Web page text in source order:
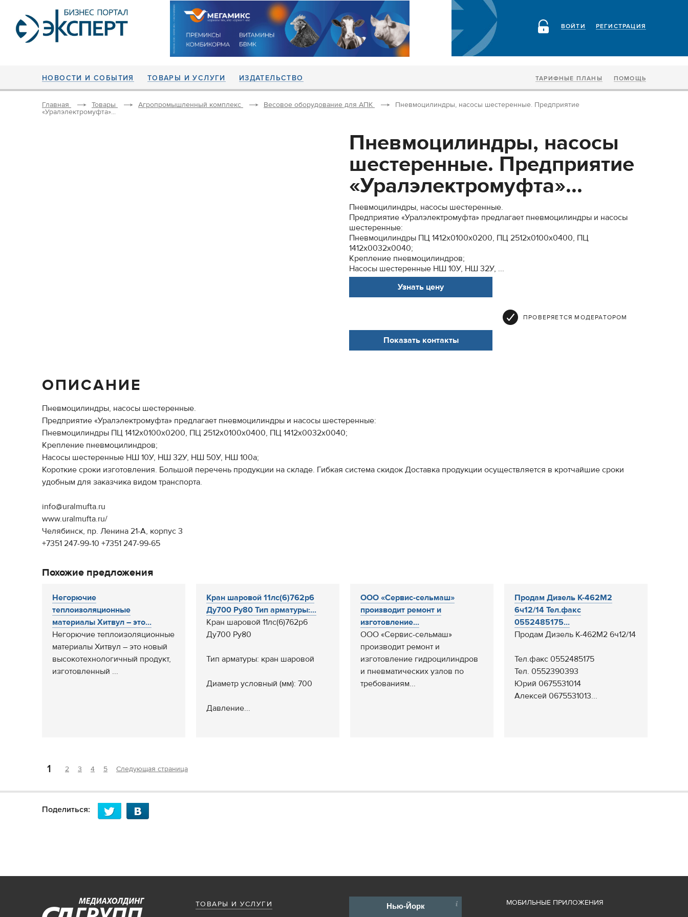
РЕГИСТРАЦИЯ
ВОЙТИ
НОВОСТИ И СОБЫТИЯ ТОВАРЫ И УСЛУГИ ИЗДАТЕЛЬСТВО ТАРИФНЫЕ ПЛАНЫ ПОМОЩЬ
Главная Товары Агропромышленный комплекс Весовое оборудование для АПК Пневмоцилиндры, насосы шестеренные. Предприятие
«Уралэлектромуфта»...
Пневмоцилиндры, насосы
шестеренные. Предприятие
«Уралэлектромуфта»...
Пневмоцилиндры, насосы шестеренные.
Предприятие «Уралэлектромуфта» предлагает пневмоцилиндры и насосы
шестеренные:
Пневмоцилиндры ПЦ 1412х0100х0200, ПЦ 2512х0100х0400, ПЦ
1412х0032х0040;
Крепление пневмоцилиндров;
Насосы шестеренные НШ 10У, НШ 32У, ...
Узнать цену
ПРОВЕРЯЕТСЯ МОДЕРАТОРОМ
Показать контакты
ОПИСАНИЕ
Пневмоцилиндры, насосы шестеренные.
Предприятие «Уралэлектромуфта» предлагает пневмоцилиндры и насосы шестеренные:
Пневмоцилиндры ПЦ 1412х0100х0200, ПЦ 2512х0100х0400, ПЦ 1412х0032х0040;
Крепление пневмоцилиндров;
Насосы шестеренные НШ 10У, НШ 32У, НШ 50У, НШ 100а;
Короткие сроки изготовления. Большой перечень продукции на складе. Гибкая система скидок Доставка продукции осуществляется в кротчайшие сроки
удобным для заказчика видом транспорта.
info@uralmufta.ru
www.uralmufta.ru/
Челябинск, пр. Ленина 21-А, корпус 3
+7351 247-99-10 +7351 247-99-65
Похожие предложения
Негорючие
теплоизоляционные
материалы Хитвул – это...
Негорючие теплоизоляционные
материалы Хитвул – это новый
высокотехнологичный продукт,
изготовленный ...
Кран шаровой 11лс(6)762р6
Ду700 Ру80 Тип арматуры:...
Кран шаровой 11лс(6)762р6
Ду700 Ру80
Тип арматуры: кран шаровой
Диаметр условный (мм): 700
Давление...
ООО «Сервис-сельмаш»
производит ремонт и
изготовление...
ООО «Сервис-сельмаш»
производит ремонт и
изготовление гидроцилиндров
и пневматических узлов по
требованиям...
Продам Дизель К-462М2
6ч12/14 Тел.факс
0552485175...
Продам Дизель К-462М2 6ч12/14
Тел.факс 0552485175
Тел. 0552390393
Юрий 0675531014
Алексей 0675531013...
1 2 3 4 5 Следующая страница
Поделиться:
ТОВАРЫ И УСЛУГИ
Нью-Йорк МОБИЛЬНЫЕ ПРИЛОЖЕНИЯ